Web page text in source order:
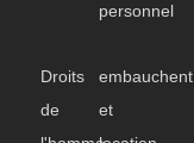
personnel
Droits
de
embauchent
et